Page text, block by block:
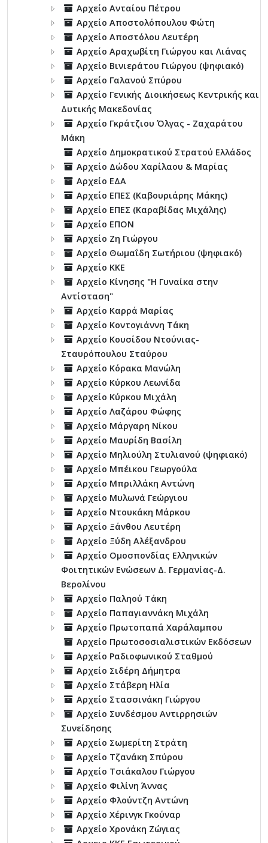
Αρχείο Ανταίου Πέτρου
Αρχείο Αποστολόπουλου Φώτη
Αρχείο Αποστόλου Λευτέρη
Αρχείο Αραχωβίτη Γιώργου και Λιάνας
Αρχείο Βινιεράτου Γιώργου (ψηφιακό)
Αρχείο Γαλανού Σπύρου
Αρχείο Γενικής Διοικήσεως Κεντρικής και
Δυτικής Μακεδονίας
Αρχείο Γκράτζιου Όλγας - Ζαχαράτου
Μάκη
Αρχείο Δημοκρατικού Στρατού Ελλάδος
Αρχείο Δώδου Χαρίλαου & Μαρίας
Αρχείο ΕΔΑ
Αρχείο ΕΠΕΣ (Καβουριάρης Μάκης)
Αρχείο ΕΠΕΣ (Καραβίδας Μιχάλης)
Αρχείο ΕΠΟΝ
Αρχείο Ζη Γιώργου
Αρχείο Θωμαΐδη Σωτήριου (ψηφιακό)
Αρχείο ΚΚΕ
Αρχείο Κίνησης "Η Γυναίκα στην
Αντίσταση"
Αρχείο Καρρά Μαρίας
Αρχείο Κοντογιάννη Τάκη
Αρχείο Κουσίδου Ντούνιας-
Σταυρόπουλου Σταύρου
Αρχείο Κόρακα Μανώλη
Αρχείο Κύρκου Λεωνίδα
Αρχείο Κύρκου Μιχάλη
Αρχείο Λαζάρου Φώφης
Αρχείο Μάργαρη Νίκου
Αρχείο Μαυρίδη Βασίλη
Αρχείο Μηλιούλη Στυλιανού (ψηφιακό)
Αρχείο Μπέικου Γεωργούλα
Αρχείο Μπριλλάκη Αντώνη
Αρχείο Μυλωνά Γεώργιου
Αρχείο Ντουκάκη Μάρκου
Αρχείο Ξάνθου Λευτέρη
Αρχείο Ξύδη Αλέξανδρου
Αρχείο Ομοσπονδίας Ελληνικών
Φοιτητικών Ενώσεων Δ. Γερμανίας-Δ.
Βερολίνου
Αρχείο Παληού Τάκη
Αρχείο Παπαγιαννάκη Μιχάλη
Αρχείο Πρωτοπαπά Χαράλαμπου
Αρχείο Πρωτοσοσιαλιστικών Εκδόσεων
Αρχείο Ραδιοφωνικού Σταθμού
Αρχείο Σιδέρη Δήμητρα
Αρχείο Στάβερη Ηλία
Αρχείο Στασσινάκη Γιώργου
Αρχείο Συνδέσμου Αντιρρησιών
Συνείδησης
Αρχείο Σωμερίτη Στράτη
Αρχείο Τζανάκη Σπύρου
Αρχείο Τσιάκαλου Γιώργου
Αρχείο Φιλίνη Άννας
Αρχείο Φλούντζη Αντώνη
Αρχείο Χέρινγκ Γκούναρ
Αρχείο Χρονάκη Ζώγιας